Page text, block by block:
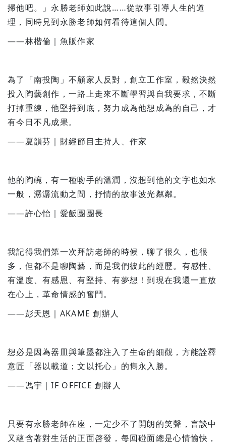
掃他吧。」永勝老師如此說……從故事引導人生的道
理，同時見到永勝老師如何看待這個人間。
——林楷倫｜魚販作家
為了「南投陶」不顧家人反對，創立工作室，毅然決然
投入陶藝創作，一路上走來不斷學習與自我要求，不斷
打掉重練，他堅持到底，努力成為他想成為的自己，才
有今日不凡成果。
——夏韻芬｜財經節目主持人、作家
他的陶碗，有一種吻手的溫潤，沒想到他的文字也如水
一般，潺潺流動之間，抒情的故事波光粼粼。
——許心怡｜愛飯團團長
我記得我們第一次拜訪老師的時候，聊了很久，也很
多，但都不是聊陶藝，而是我們彼此的經歷。有感性、
有溫度、有感恩、有堅持、有夢想！到現在我還一直放
在心上，革命情感的奮鬥。
——彭天恩｜AKAME 創辦人
想必是因為器皿與筆墨都注入了生命的細觀，方能詮釋
意匠「器以載道；文以托心」的雋永入勝。
——馮宇｜IF OFFICE 創辦人
只要有永勝老師在座，一定少不了開朗的笑聲，言談中
又蘊含著對生活的正面啓發，每回碰面總是心情愉快，